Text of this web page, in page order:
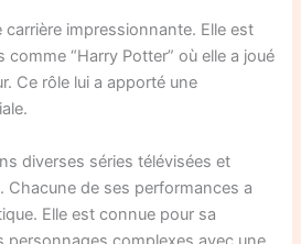
carrière impressionnante. Elle est
“Harry Potter” où elle a joué
Ce rôle lui a apporté une
diverses séries télévisées et
Chacune de ses performances a
Elle est connue pour sa